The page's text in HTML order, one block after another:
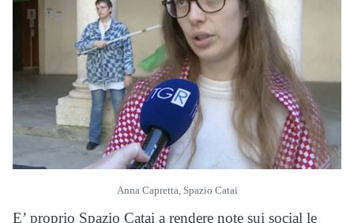
Anna Capretta, Spazio Catai
E’ proprio Spazio Catai a rendere note sui social le